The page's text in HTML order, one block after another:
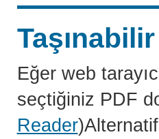
Eğer web
seçtiğiniz PDF
Reader